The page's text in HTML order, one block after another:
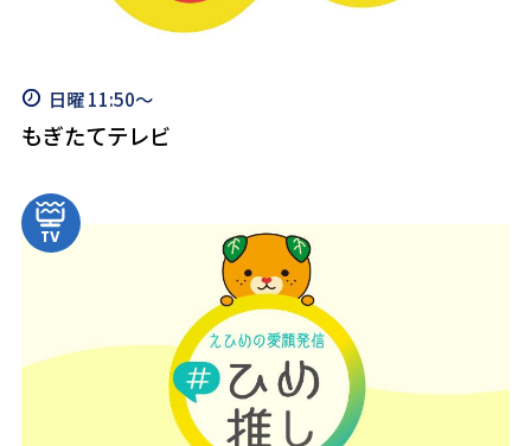
日曜 11:50～
もぎたてテレビ